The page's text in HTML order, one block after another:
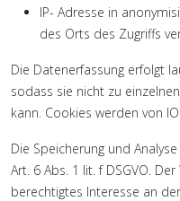
IP- Adresse in
des Orts des Zugriffs
Die Datenerfassung erfolgt
sodass sie nicht zu
kann. Cookies werden von
Die Speicherung und
Art. 6 Abs. 1 lit. f DSGVO.
berechtigtes Interesse an